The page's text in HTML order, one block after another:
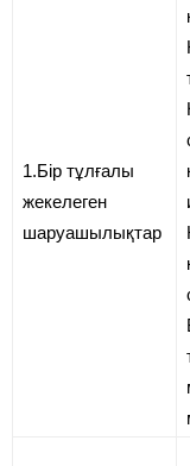
1.Бір тұлғалы
жекелеген
шаруашылықтар